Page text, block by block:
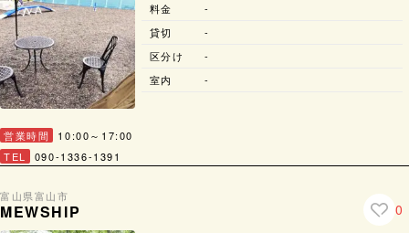
営業時間
10:00～17:00
TEL
090-1336-1391
料金
-
貸切
-
区分け
-
室内
-
富山県富山市
MEWSHIP 0